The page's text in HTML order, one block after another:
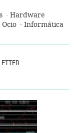
Hardware
Ocio Informática